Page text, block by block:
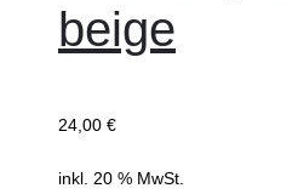
beige
24,00 €
inkl. 20 % MwSt.